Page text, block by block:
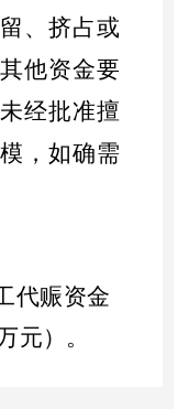
、挤占或
他资金要
经批准擅
，如确需
代赈资金
元） 。